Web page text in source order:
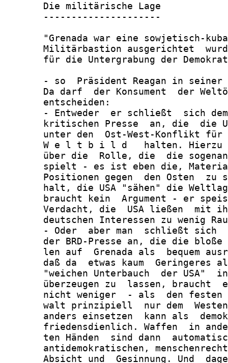
       Die militärische Lage
       ---------------------
"Grenada war eine sowjetisch-
Militärbastion ausgerichtet
für die Untergrabung der
- so  Präsident Reagan in
Da darf  der Konsument  der
       entscheiden:
- Entweder  er schließt  sich
kritischen Presse  an, die  die
unter den  Ost-West-Konflikt
W e l t b i l d   halten.
über die  Rolle, die  die
spielt - es ist eben die,
Positionen gegen  den Osten  zu
halt, die USA "sähen" die
braucht kein  Argument - er
Verdacht, die  USA ließen  mit
deutschen Interessen zu wenig
- Oder  aber man  schließt sich
der BRD-Presse an, die die
len auf  Grenada als  bequem
daß da  etwas kaum  Geringeres
"weichen Unterbauch  der USA"
überzeugen zu  lassen, braucht
nicht weniger  - als  den
walt prinzipiell  nur dem
anders einsetzen  kann als
friedensdienlich. Waffen  in
ten Händen  sind dann
antidemokratischen,
Absicht und  Gesinnung. Und